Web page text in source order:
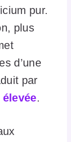
pur.
plus
d’une
par
.